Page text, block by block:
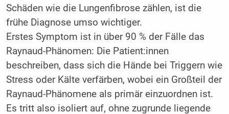
Schäden wie die Lungenfibrose zählen, ist die
frühe Diagnose umso wichtiger.
Erstes Symptom ist in über 90 % der Fälle das
Raynaud-Phänomen: Die Patient:innen
beschreiben, dass sich die Hände bei Triggern wie
Stress oder Kälte verfärben, wobei ein Großteil der
Raynaud-Phänomene als primär einzuordnen ist.
Es tritt also isoliert auf, ohne zugrunde liegende